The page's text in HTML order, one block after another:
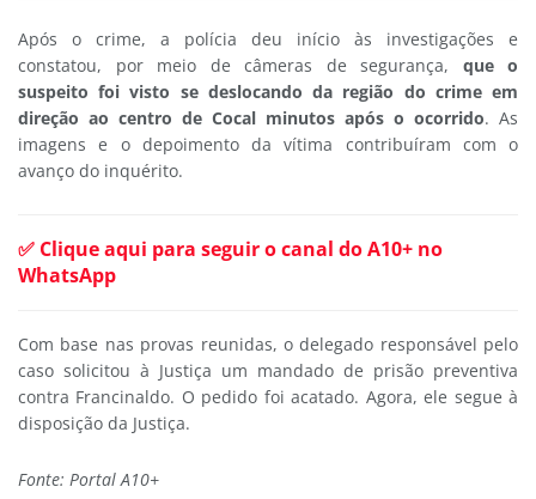
Após o crime, a polícia deu início às investigações e
constatou, por meio de câmeras de segurança, que o
suspeito foi visto se deslocando da região do crime em
direção ao centro de Cocal minutos após o ocorrido. As
imagens e o depoimento da vítima contribuíram com o
avanço do inquérito.
✅ Clique aqui para seguir o canal do A10+ no
WhatsApp
Com base nas provas reunidas, o delegado responsável pelo
caso solicitou à Justiça um mandado de prisão preventiva
contra Francinaldo. O pedido foi acatado. Agora, ele segue à
disposição da Justiça.
Fonte: Portal A10+